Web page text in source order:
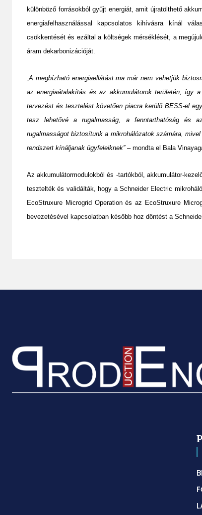
különböző forrásokból gyűjt energiát, amit újratölthető
energiafelhasználással kapcsolatos kihívásra kínál
csökkentését és ezáltal a költségek mérséklését, a
áram dekarbonizációját.
„A megbízható energiaellátást ma már nem vehetjük
az energiaátalakítás és az akkumulátorok területén, így
tervezést és tesztelést követően piacra kerülő BESS-el
tesz lehetővé a rugalmasság, a fenntarthatóság és az
rugalmasságot biztosítunk a mikrohálózatok számára,
rendszert kínáljanak ügyfeleiknek”– mondta el Bala
Az akkumulátormodulokból és -tartókból, akkumulátor-
tesztelték és validálták, hogy a Schneider Electric
EcoStruxure Microgrid Operation és az EcoStruxure
bevezetésével kapcsolatban később hoz döntést a